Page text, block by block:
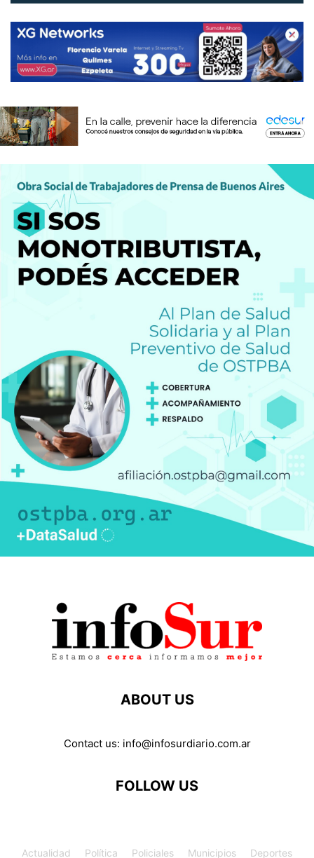
ABOUT US
Contact us: info@infosurdiario.com.ar
FOLLOW US
Actualidad Política Policiales Municipios Deportes